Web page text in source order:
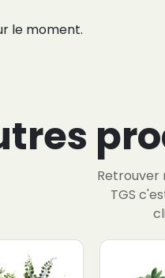
le moment.
Retrouver
TGS